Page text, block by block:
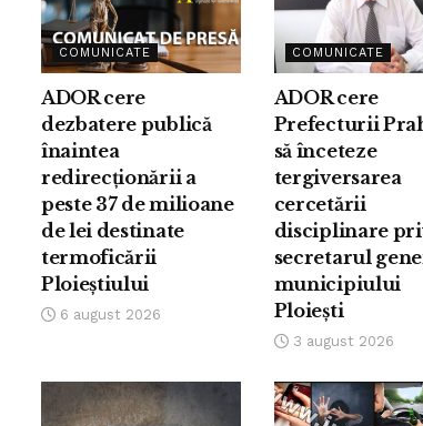
COMUNICATE
ADOR cere
dezbatere publică
înaintea
redirecționării a
peste 37 de milioane
de lei destinate
termoficării
Ploieștiului
6 august 2026
COMUNICATE
ADOR cere
Prefecturii
să înceteze
tergiversarea
cercetării
disciplinare
secretarul
municipiului
Ploiești
3 august 2026